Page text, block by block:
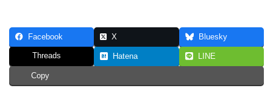
Facebook X Bluesky
Threads Hatena LINE
Copy